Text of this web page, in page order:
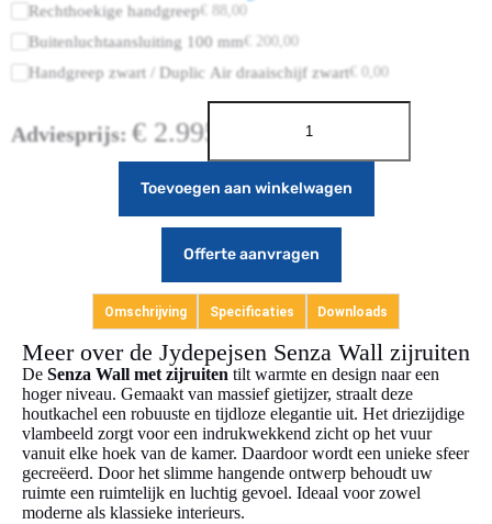
Rechthoekige handgreep€ 88,00
Buitenluchtaansluiting 100 mm€ 200,00
Handgreep zwart / Duplic Air draaischijf zwart€ 0,00
Adviesprijs: € 2.995,00
Toevoegen aan winkelwagen
Offerte aanvragen
Omschrijving Specificaties Downloads
Meer over de Jydepejsen Senza Wall zijruiten
De Senza Wall met zijruiten tilt warmte en design naar een
hoger niveau. Gemaakt van massief gietijzer, straalt deze
houtkachel een robuuste en tijdloze elegantie uit. Het driezijdige
vlambeeld zorgt voor een indrukwekkend zicht op het vuur
vanuit elke hoek van de kamer. Daardoor wordt een unieke sfeer
gecreëerd. Door het slimme hangende ontwerp behoudt uw
ruimte een ruimtelijk en luchtig gevoel. Ideaal voor zowel
moderne als klassieke interieurs.